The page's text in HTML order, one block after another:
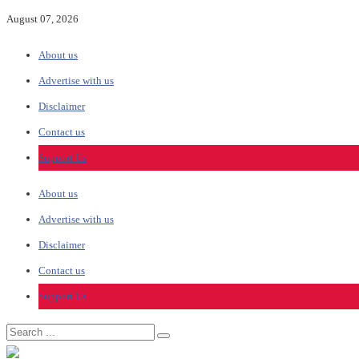
August 07, 2026
About us
Advertise with us
Disclaimer
Contact us
Support Us
About us
Advertise with us
Disclaimer
Contact us
Support Us